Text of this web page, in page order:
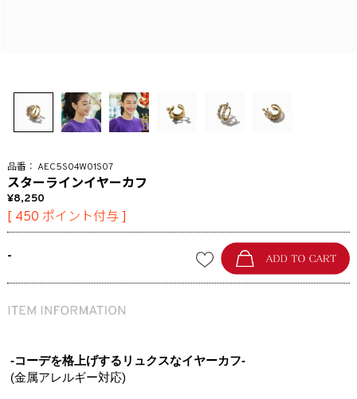
AEC5S04W01S07
スターラインイヤーカフ
8,250
[ 450 ポイント付与 ]
-
-コーデを格上げするリュクスなイヤーカフ-
(金属アレルギー対応)